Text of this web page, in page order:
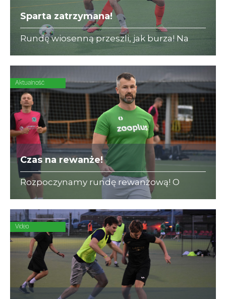
Sparta zatrzymana!
Rundę wiosenną przeszli, jak burza! Na
początku rewanżów serię lidera przerywa
DENT-CAR (12:2)!
Aktualność
Czas na rewanże!
Rozpoczynamy rundę rewanżową! O
bezcenne zwycięstwo w II Lidze A
powalczą dwaj beniaminkowie - zooplus i
KPFiG.
Video